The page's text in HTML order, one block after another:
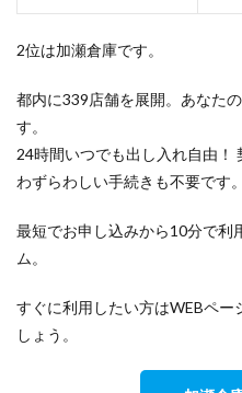
2位は加瀬倉庫です。
都内に339店舗を展開。あなた
す。
24時間いつでも出し入れ自由！
わずらわしい手続きも不要です。
最短でお申し込みから10分で利
ム。
すぐに利用したい方はWEBペー
しょう。